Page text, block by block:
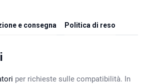
e consegna Politica di reso
per richieste sulle compatibilità. In